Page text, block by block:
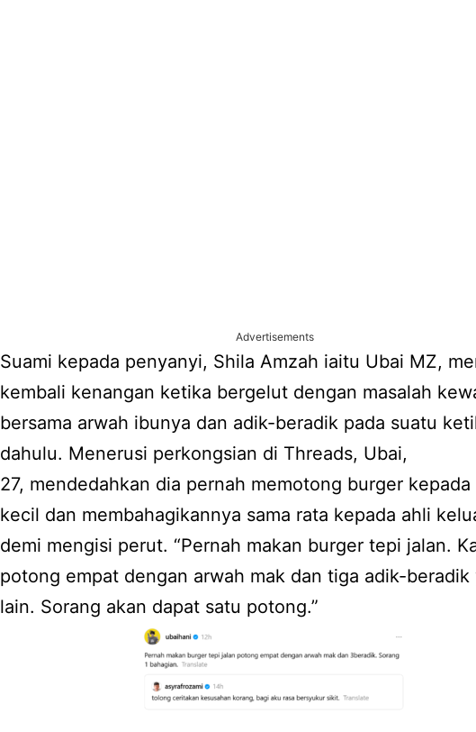
Advertisements
Suami kepada penyanyi, Shila Amzah iaitu Ubai MZ,
kembali kenangan ketika bergelut dengan masalah
bersama arwah ibunya dan adik-beradik pada suatu
dahulu. Menerusi perkongsian di Threads, Ubai,
27, mendedahkan dia pernah memotong burger kepada
kecil dan membahagikannya sama rata kepada ahli
demi mengisi perut. “Pernah makan burger tepi jalan.
potong empat dengan arwah mak dan tiga adik-beradik
lain. Sorang akan dapat satu potong.”